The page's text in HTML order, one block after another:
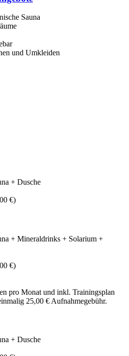
Sauna
und Umkleiden
+ Dusche
€)
+ Mineraldrinks + Solarium +
€)
pro Monat und inkl. Trainingsplan
25,00 € Aufnahmegebühr.
+ Dusche